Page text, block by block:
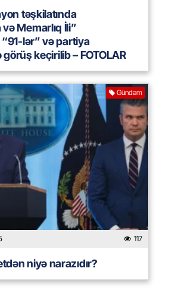
təşkilatında
Memarlıq İli”
lər” və partiya
görüş keçirilib – FOTOLAR
Gündəm
117
niyə narazıdır?